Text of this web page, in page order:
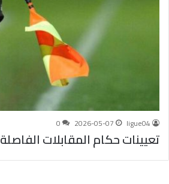
ligue04
2026-05-07
0
تعيينات حكام المقابلات الفاصلة U13 الدور الثاني